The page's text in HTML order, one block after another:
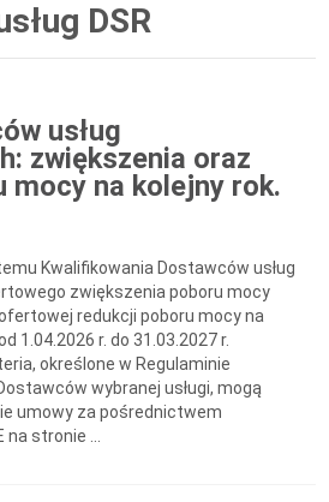
DSR
usług
zwiększenia oraz
mocy na kolejny rok.
Kwalifikowania Dostawców usług
zwiększenia poboru mocy
redukcji poboru mocy na
1.04.2026 r. do 31.03.2027 r.
określone w Regulaminie
wybranej usługi, mogą
umowy za pośrednictwem
stronie ...